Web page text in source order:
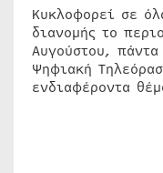
Κυκλοφορεί σε
διανομής το
Αυγούστου,
Ψηφιακή
ενδιαφέροντα